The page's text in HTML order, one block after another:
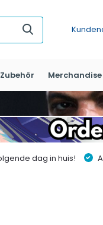
Zubehör Merchandise
dag in huis!